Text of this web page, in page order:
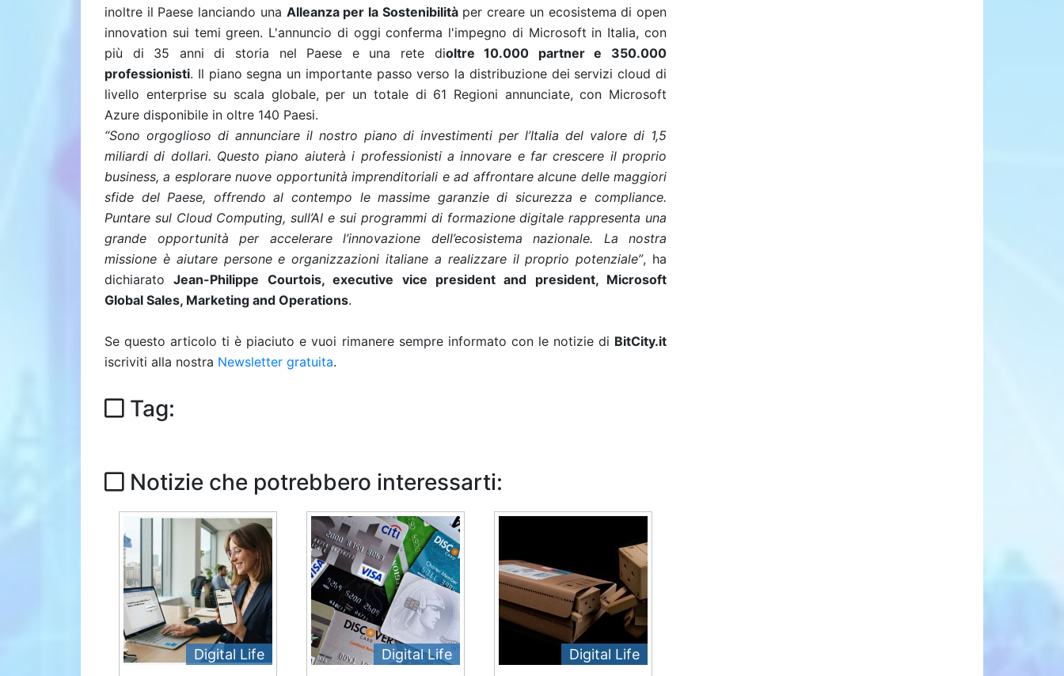
inoltre il Paese lanciando una Alleanza per la Sostenibilitàper creare un ecosistema di open
innovation sui temi green. L'annuncio di oggi conferma l'impegno di Microsoft in Italia, con
più di 35 anni di storia nel Paese e una rete dioltre 10.000 partner e 350.000
professionisti. Il piano segna un importante passo verso la distribuzione dei servizi cloud di
livello enterprise su scala globale, per un totale di 61 Regioni annunciate, con Microsoft
Azure disponibile in oltre 140 Paesi.
“Sono orgoglioso di annunciare il nostro piano di investimenti per l’Italia del valore di 1,5
miliardi di dollari. Questo piano aiuterà i professionisti a innovare e far crescere il proprio
business, a esplorare nuove opportunità imprenditoriali e ad affrontare alcune delle maggiori
sfide del Paese, offrendo al contempo le massime garanzie di sicurezza e compliance.
Puntare sul Cloud Computing, sull’AI e sui programmi di formazione digitale rappresenta una
grande opportunità per accelerare l’innovazione dell’ecosistema nazionale. La nostra
missione è aiutare persone e organizzazioni italiane a realizzare il proprio potenziale”, ha
dichiaratoJean-Philippe Courtois, executive vice president and president, Microsoft
Global Sales, Marketing and Operations.
Se questo articolo ti è piaciuto e vuoi rimanere sempre informato con le notizie di BitCity.it
iscriviti alla nostra Newsletter gratuita.
Tag:
Notizie che potrebbero interessarti:
Digital Life Digital Life Digital Life